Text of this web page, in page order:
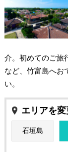
介。初めてのご旅
など、竹富島へお
い。
エリアを変
石垣島